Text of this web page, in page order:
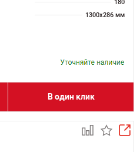
180
1300х286 мм
В один клик